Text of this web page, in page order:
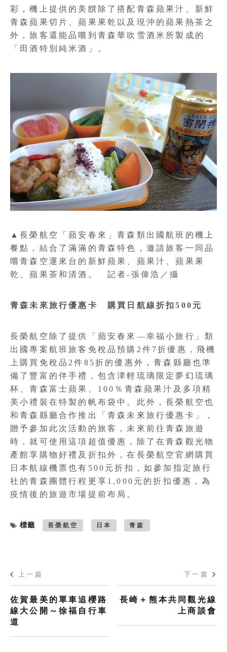
彩，機上提供的美饌除了搭配青森蘋果汁、新鮮
青森蘋果切片、蘋果果乾以及現沖的蘋果熱茶之
外，旅客還能品嚐到青森華吹雪酒米所製成的
「田酒特別純米酒」。
▲長榮航空「蘋安春來」青森類出國航班的機上
餐點，結合了滿滿的青森特色，邀請旅客一同品
嚐青森空運來台的新鮮蘋果、蘋果汁、蘋果果
乾、蘋果茶和清酒。 記者-張偉浩／攝
青森未來旅行優惠卡 購買日航線折扣500元
長榮航空除了提供「蘋安春來—幸福小旅行」類
出國專案航班旅客免稅品預購2件7折優惠，飛機
上購買免稅品2件85折的優惠外，青森縣廳也準
備了豐富的伴手禮，包含津輕琉璃限定夢幻琉璃
杯、青森富士蘋果、100％青森蘋果汁及多項精
美小禮裝在特製的帆布袋中。此外，長榮航空也
和青森縣廳合作推出「青森未來旅行優惠卡」，
贈予參加此次活動的旅客，未來前往青森旅遊
時，就可使用這項超值優惠，除了在青森觀光物
產館享購物好禮及折扣外，在長榮航空官網購買
日本航線機票也有500元折扣，如參加指定旅行
社的青森團體行程更享1,000元的折扣優惠，為
疫情後的旅遊市場提前布局。
標籤 長榮航空 日本 青森
上一篇
佐賀最美的單車追櫻路
線大公開～徐福自行車
道
下一篇
長崎＋熊本共同觀光線
上商談會